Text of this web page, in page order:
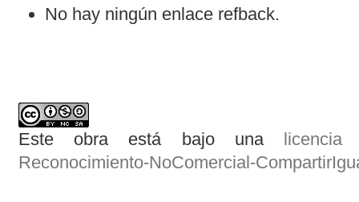
No hay ningún enlace refback.
Este obra está bajo una
Reconocimiento-NoComercial-